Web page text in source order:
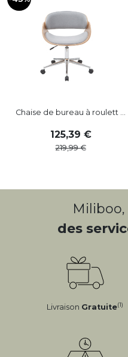
Chaise de bureau à roulett ...
125,39
219,99
Miliboo,
des
Livraison Gratuite(1)